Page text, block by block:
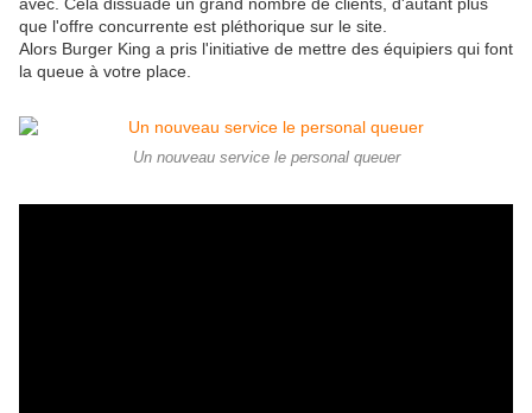
que l'offre concurrente est pléthorique sur le site.
Alors Burger King a pris l'initiative de mettre des équipiers qui font
la queue à votre place.
Un nouveau service le personal queuer